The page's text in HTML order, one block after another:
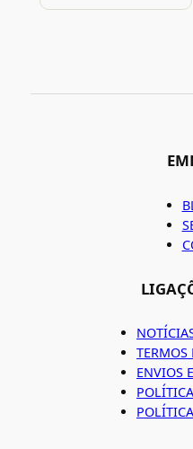
TERMOS
ENVIOS